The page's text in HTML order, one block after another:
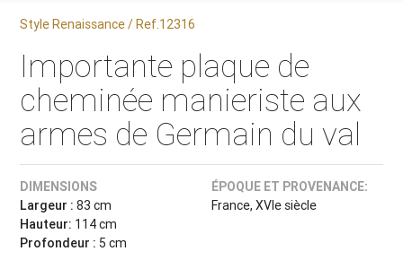
Style Renaissance / Ref.12316
Importante plaque de
cheminée manieriste aux
armes de Germain du val
DIMENSIONS
Largeur : 83 cm
Hauteur: 114 cm
Profondeur : 5 cm
ÉPOQUE ET PROVENANCE:
France, XVIe siècle